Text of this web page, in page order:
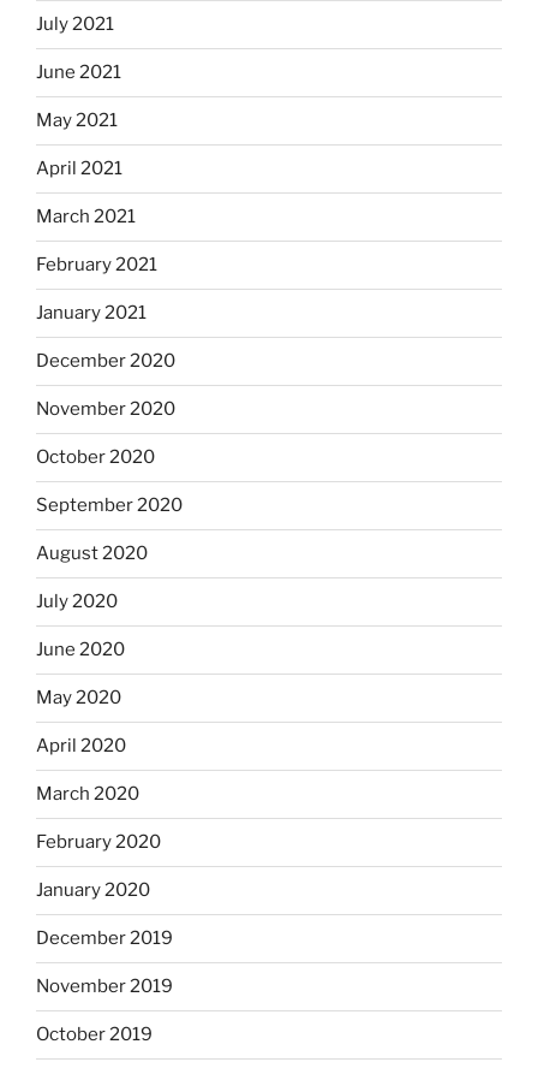
July 2021
June 2021
May 2021
April 2021
March 2021
February 2021
January 2021
December 2020
November 2020
October 2020
September 2020
August 2020
July 2020
June 2020
May 2020
April 2020
March 2020
February 2020
January 2020
December 2019
November 2019
October 2019